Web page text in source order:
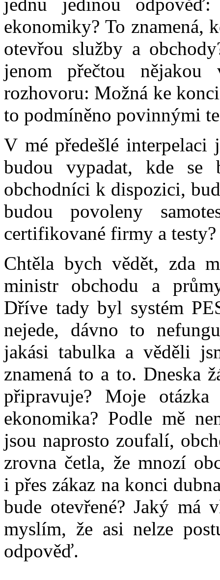
ekonomiky? To znamená,
otevřou služby a
jenom přečtou
rozhovoru: Možná ke
to podmíněno povinnými
V mé předešlé interpelaci
budou vypadat, kde se
obchodníci k dispozici,
budou povoleny
certifikované firmy a
Chtěla bych vědět, zda
ministr obchodu a
Dříve tady byl systém
nejede, dávno to
jakási tabulka a věděli
znamená to a to. Dneska
připravuje? Moje
ekonomika? Podle mě
jsou naprosto zoufalí,
zrovna četla, že mnozí
i přes zákaz na konci
bude otevřené? Jaký má
myslím, že asi nelze
odpověď.